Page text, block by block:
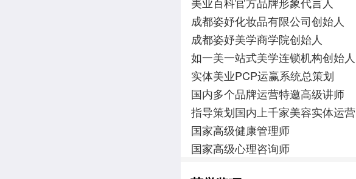
成都姿妤化妆品有限公司创始人
成都姿妤美学商学院创始人
如一美一站式美学连锁机构创始人
实体美业PCP运赢系统总策划
国内多个品牌运营特邀高级讲师
指导策划国内上千家美容实体运营
国家高级健康管理师
国家高级心理咨询师